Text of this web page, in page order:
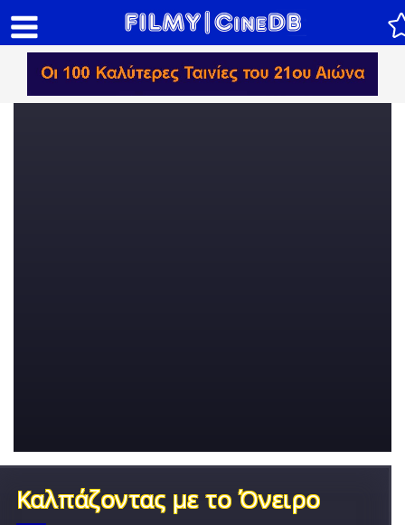
Καλπάζοντας με το Όνειρο